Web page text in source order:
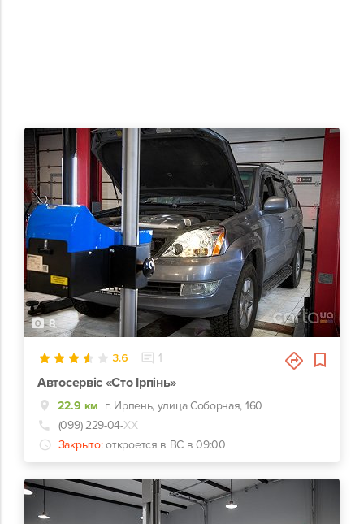
8
3.6 1
Автосервіс «Сто Ірпінь»
22.9 км г. Ирпень, улица Соборная, 160
(099) 229-04-ХХ
Закрыто: откроется в ВС в 09:00